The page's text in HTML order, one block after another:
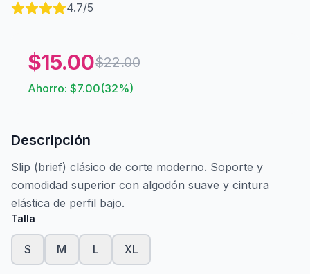
4.7/5
$15.00$22.00
Ahorro: $7.00(32%)
Descripción
Slip (brief) clásico de corte moderno. Soporte y
comodidad superior con algodón suave y cintura
elástica de perfil bajo.
Talla
S M L XL